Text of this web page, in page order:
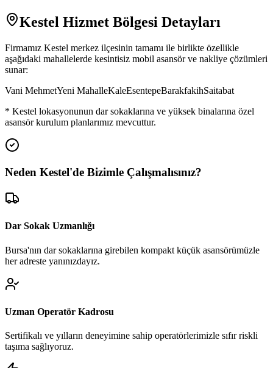
Kestel Hizmet Bölgesi Detayları
Firmamız Kestel merkez ilçesinin tamamı ile birlikte özellikle
aşağıdaki mahallelerde kesintisiz mobil asansör ve nakliye çözümleri
sunar:
Vani MehmetYeni MahalleKaleEsentepeBarakfakihSaitabat
* Kestel lokasyonunun dar sokaklarına ve yüksek binalarına özel
asansör kurulum planlarımız mevcuttur.
Neden Kestel'de Bizimle Çalışmalısınız?
Dar Sokak Uzmanlığı
Bursa'nın dar sokaklarına girebilen kompakt küçük asansörümüzle
her adreste yanınızdayız.
Uzman Operatör Kadrosu
Sertifikalı ve yılların deneyimine sahip operatörlerimizle sıfır riskli
taşıma sağlıyoruz.